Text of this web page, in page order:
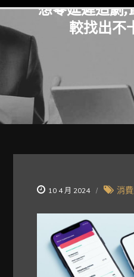
想零延遲追劇,
較找出不
10 4 月 2024 消